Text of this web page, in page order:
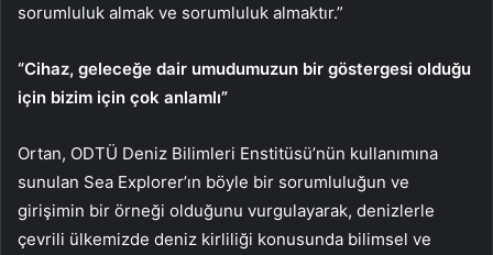
sorumluluk almak ve sorumluluk almaktır.”
“Cihaz, geleceğe dair umudumuzun bir göstergesi olduğu
için bizim için çok anlamlı”
Ortan, ODTÜ Deniz Bilimleri Enstitüsü’nün kullanımına
sunulan Sea Explorer’ın böyle bir sorumluluğun ve
girişimin bir örneği olduğunu vurgulayarak, denizlerle
çevrili ülkemizde deniz kirliliği konusunda bilimsel ve